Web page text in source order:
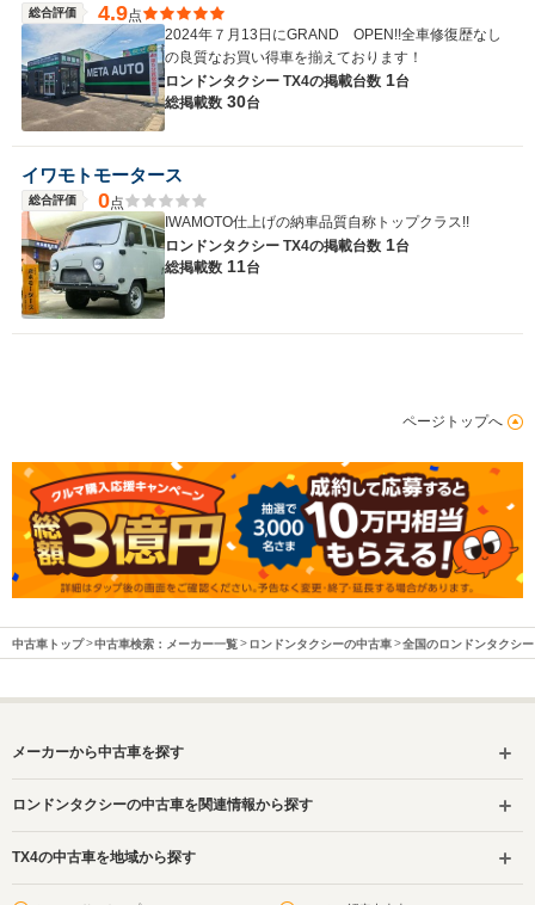
WLTCモード
燃費
ホイールベース
-m
-
総合評価 4.9点
2024年７月13日にGRAND OPEN!!全車修復歴なし
の良質なお買い得車を揃えております！
ロンドンタクシー TX4の掲載台数 1台
総掲載数 30台
イワモトモータース
総合評価 0点
IWAMOTO仕上げの納車品質自称トップクラス!!
ロンドンタクシー TX4の掲載台数 1台
総掲載数 11台
ページトップへ
中古車トップ 中古車検索：メーカー一覧 ロンドンタクシーの中古車 全国のロンドンタクシー
メーカーから中古車を探す
ロンドンタクシーの中古車を関連情報から探す
TX4の中古車を地域から探す